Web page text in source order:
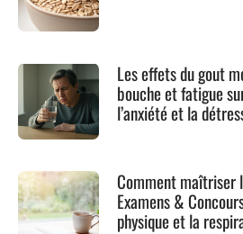
Les effets du gout
bouche et fatigue
l’anxiété et la
Comment maîtriser
Examens &
physique et la